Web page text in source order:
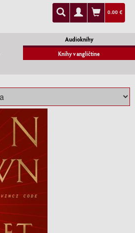
0.00 €
Audioknihy
Knihy v angličtine